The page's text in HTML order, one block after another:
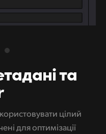
та
цілий
для оптимізації